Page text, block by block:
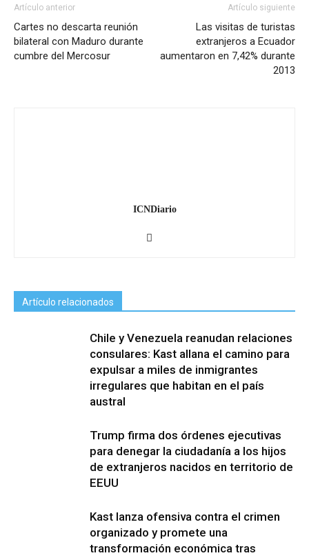
Artículo anterior
Cartes no descarta reunión
bilateral con Maduro durante
cumbre del Mercosur
Artículo siguiente
Las visitas de turistas
extranjeros a Ecuador
aumentaron en 7,42% durante
2013
ICNDiario
Artículo relacionados
Chile y Venezuela reanudan relaciones
consulares: Kast allana el camino para
expulsar a miles de inmigrantes
irregulares que habitan en el país
austral
Trump firma dos órdenes ejecutivas
para denegar la ciudadanía a los hijos
de extranjeros nacidos en territorio de
EEUU
Kast lanza ofensiva contra el crimen
organizado y promete una
transformación económica tras